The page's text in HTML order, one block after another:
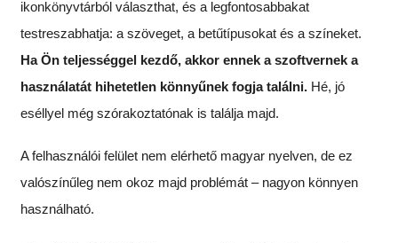
ikonkönyvtárból választhat, és a legfontosabbakat
testreszabhatja: a szöveget, a betűtípusokat és a színeket.
Ha Ön teljességgel kezdő, akkor ennek a szoftvernek a
használatát hihetetlen könnyűnek fogja találni. Hé, jó
eséllyel még szórakoztatónak is találja majd.
A felhasználói felület nem elérhető magyar nyelven, de ez
valószínűleg nem okoz majd problémát – nagyon könnyen
használható.